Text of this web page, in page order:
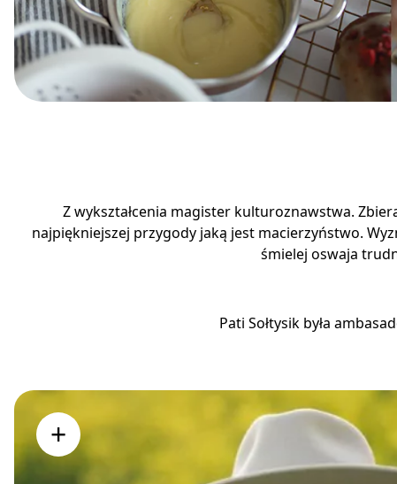
Z wykształcenia magister kulturoznawstwa.
najpiękniejszej przygody jaką jest macierzyństwo.
śmielej oswaja
Pati Sołtysik była
+